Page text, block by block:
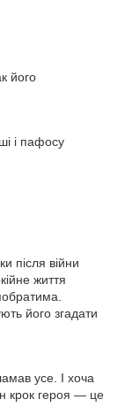
його
і пафосу
після війни
життя
його згадати
усе. І хоча
крок героя — це